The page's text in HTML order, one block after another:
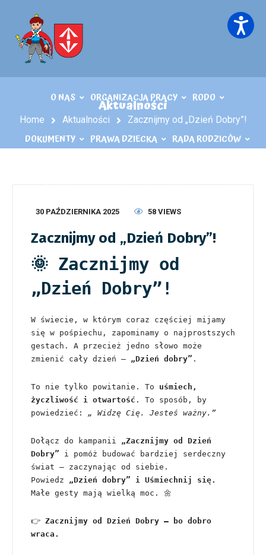
O NAS ORGANIZACJA PRACY RODO
DOKUMENTY PRAWA DZIECKA RADA RODZICÓW
Aktualności
Home Aktualności Zacznijmy od „Dzień Dobry”!
30 PAŹDZIERNIKA 2025 58 VIEWS
Zacznijmy od „Dzień Dobry”!
🌞 Zacznijmy od
„Dzień Dobry”!
W świecie, w którym coraz częściej mijamy
się w pośpiechu, zapominamy o najprostszych
gestach. A przecież jedno słowo może
zmienić cały dzień — „Dzień dobry” .
To nie tylko powitanie. To uśmiech,
życzliwość i otwartość . To sposób, by
powiedzieć: „ Widzę Cię. Jesteś ważny.”
Dołącz do kampanii „Zacznijmy od Dzień
Dobry” i pomóż budować bardziej serdeczny
świat — zaczynając od siebie.
Powiedz „Dzień dobry” i Uśmiechnij się.
Małe gesty mają wielką moc. 🌼
👉 Zacznijmy od Dzień Dobry — bo dobro
wraca.